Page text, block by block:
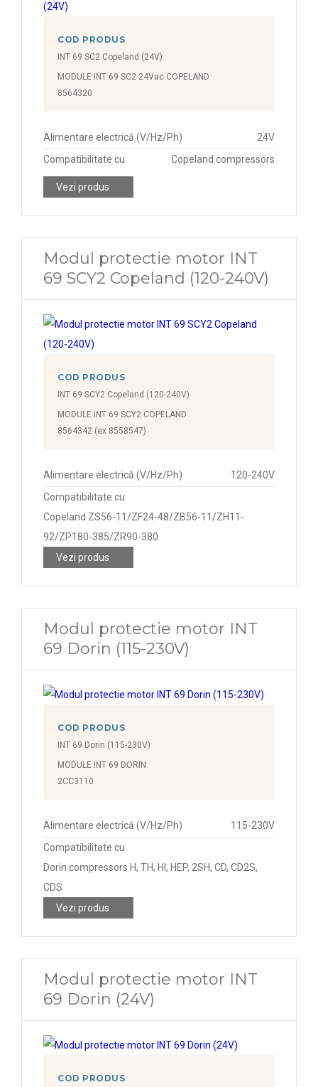
COD PRODUS
INT 69 SC2 Copeland (24V)
MODULE INT 69 SC2 24Vac COPELAND
8564320
Alimentare electrică (V/Hz/Ph)
24V
Compatibilitate cu
Copeland compressors
Vezi produs
Modul protectie motor INT
69 SCY2 Copeland (120-240V)
COD PRODUS
INT 69 SCY2 Copeland (120-240V)
MODULE INT 69 SCY2 COPELAND
8564342 (ex 8558547)
Alimentare electrică (V/Hz/Ph)
120-240V
Compatibilitate cu
Copeland ZS56-11/ZF24-48/ZB56-11/ZH11-
92/ZP180-385/ZR90-380
Vezi produs
Modul protectie motor INT
69 Dorin (115-230V)
COD PRODUS
INT 69 Dorin (115-230V)
MODULE INT 69 DORIN
2CC3110
Alimentare electrică (V/Hz/Ph)
115-230V
Compatibilitate cu
Dorin compressors H, TH, HI, HEP, 2SH, CD, CD2S,
CDS
Vezi produs
Modul protectie motor INT
69 Dorin (24V)
COD PRODUS